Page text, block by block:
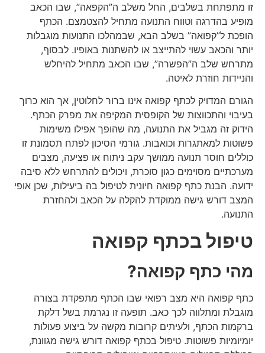
זו מתפתחת בשלבים, החל משלב ה”הקפאה”, שבו הכאב
מופיע בהדרגה וטווח התנועה מתחיל להצטמצם. הכתף
הופכת ל”קפואה” בשלב הבא, שבמהלכו התנועות מוגבלות
יותר והכאב עשוי להתייצב או להשתנות באופיו. לבסוף,
מתרחש שלב ה”הפשרה”, שבו הכאב מתחיל להיחלש
והניידות חוזרת לאיטה.
הגורם המדויק לכתף קפואה אינו ברור לחלוטין, אך הוא כרוך
בעיבוי והתכווצות של הקופסית המקיפה את מפרק הכתף.
הידוק זה מגביל את התנועה, מה שהופך אפילו משימות
פשוטות למאתגרות וכואבות. גורמי הסיכון לפתח תסמונת זו
כוללים חוסר תנועה ממושך עקב ניתוח או פציעה, מצבים
מערכתיים מסוימים כגון סוכרת, ויכולים להתרחש ללא סיבה
ידועה. הבנת כתף קפואה חיונית לטיפול בה ביעילות, שכן אופי
המצב דורש גישה ממוקדת להקלה על הכאב ולהחזרת
התנועה.
טיפול בכתף קפואה
מהי כתף קפואה?
כתף קפואה היא מצב רפואי שבו הכתף מתפקדת בצורה
מוגבלת ומתלווה לכך כאב. תופעה זו נגרמת בשל דלקת
ברקמות הכתף, ולעיתים קרובות מקשה על ביצוע פעולות
יומיומיות פשוטות. טיפול בכתף קפואה דורש גישה מגוונת,